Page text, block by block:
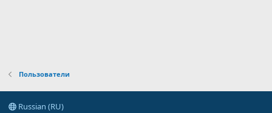
Пользователи
Russian (RU)